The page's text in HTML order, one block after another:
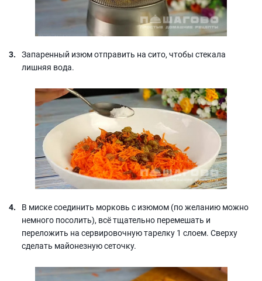
Запаренный изюм отправить на сито, чтобы стекала
лишняя вода.
В миске соединить морковь с изюмом (по желанию можно
немного посолить), всё тщательно перемешать и
переложить на сервировочную тарелку 1 слоем. Сверху
сделать майонезную сеточку.